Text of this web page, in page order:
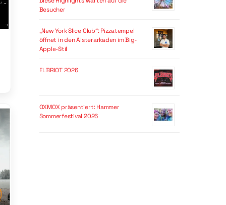
Besucher
„New York Slice Club“: Pizzatempel
öffnet in den Alsterarkaden im Big-
Apple-Stil
ELBRIOT 2026
OXMOX präsentiert: Hammer
Sommerfestival 2026